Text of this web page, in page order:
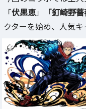
「伏黒恵」 「釘崎野
クターを始め、人気